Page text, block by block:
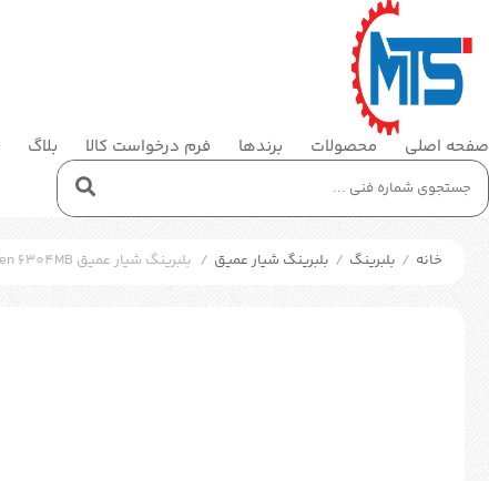
صفحه اصلی محصولات برندها فرم درخواست کالا بلاگ
خانه / بلبرینگ / بلبرینگ شیار عمیق / بلبرینگ شیار عمیق Timken 6304MB